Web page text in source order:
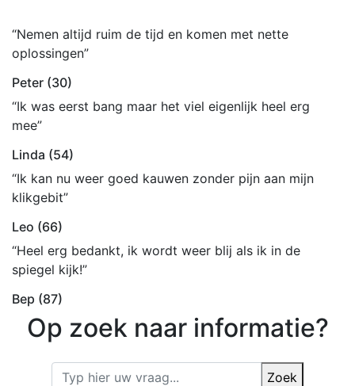
“Nemen altijd ruim de tijd en komen met nette
oplossingen”
Peter (30)
“Ik was eerst bang maar het viel eigenlijk heel erg
mee”
Linda (54)
“Ik kan nu weer goed kauwen zonder pijn aan mijn
klikgebit”
Leo (66)
“Heel erg bedankt, ik wordt weer blij als ik in de
spiegel kijk!”
Bep (87)
Op zoek naar informatie?
Zoek